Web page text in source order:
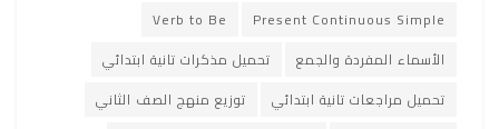
Present Continuous Simple
Verb to Be
الأسماء المفردة والجمع
تحميل مذكرات تانية ابتدائي
تحميل مراجعات تانية ابتدائي
توزيع منهج الصف الثاني